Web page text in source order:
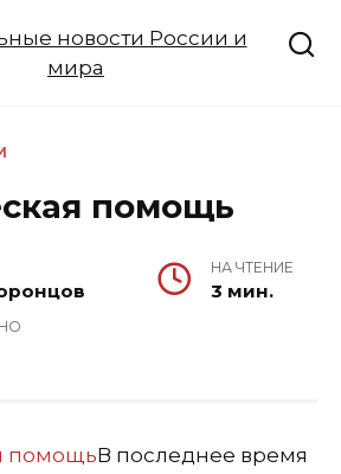
помощь
НА ЧТЕНИЕ
3 мин.
В последнее время